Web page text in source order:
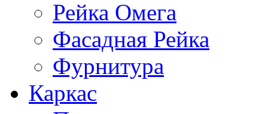
Рейка Омега
Фасадная Рейка
Фурнитура
Каркас